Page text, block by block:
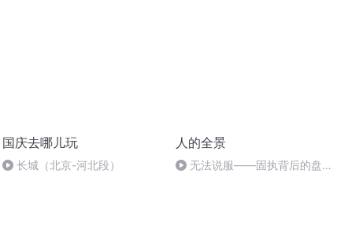
国庆去哪儿玩
长城（北京-河北段）
人的全景
无法说服——固执背后的盘根